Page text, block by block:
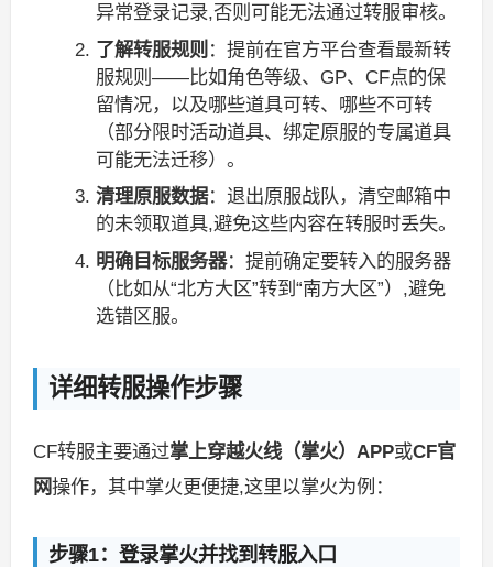
异常登录记录,否则可能无法通过转服审核。
了解转服规则 ：提前在官方平台查看最新转
服规则——比如角色等级、GP、CF点的保
留情况，以及哪些道具可转、哪些不可转
（部分限时活动道具、绑定原服的专属道具
可能无法迁移）。
清理原服数据：退出原服战队，清空邮箱中
的未领取道具,避免这些内容在转服时丢失。
明确目标服务器：提前确定要转入的服务器
（比如从“北方大区”转到“南方大区”）,避免
选错区服。
详细转服操作步骤
CF转服主要通过掌上穿越火线（掌火）APP或CF官
网操作，其中掌火更便捷,这里以掌火为例：
步骤1：登录掌火并找到转服入口